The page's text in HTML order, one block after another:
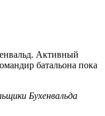
Активный
батальона пока
Бухенвальда